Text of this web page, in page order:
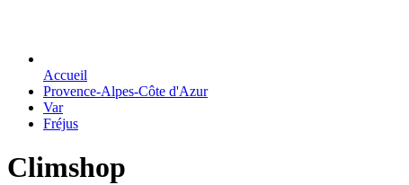
Accueil
Provence-Alpes-Côte d'Azur
Var
Fréjus
Climshop